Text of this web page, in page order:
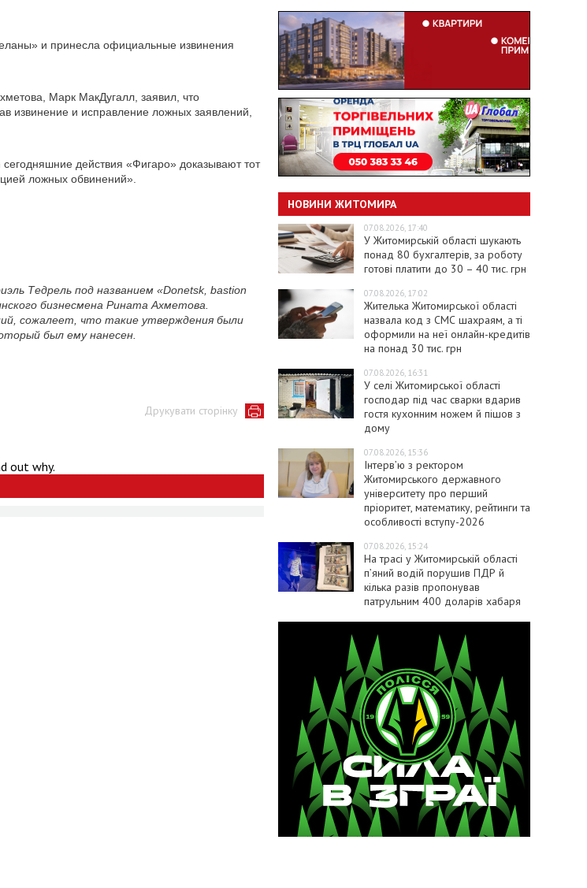
и принесла официальные извинения
Марк МакДугалл, заявил, что
извинение и исправление ложных заявлений,
действия «Фигаро» доказывают тот
ложных обвинений».
Тедрель под названием «Donetsk, bastion
бизнесмена Рината Ахметова.
сожалеет, что такие утверждения были
был ему нанесен.
Друкувати сторінку
out why.
НОВИНИ ЖИТОМИРА
07.08.2026, 17:40
У Житомирській області шукають
понад 80 бухгалтерів, за роботу
готові платити до 30 – 40 тис. грн
07.08.2026, 17:02
Жителька Житомирської області
назвала код з СМС шахраям, а ті
оформили на неї онлайн-кредитів
на понад 30 тис. грн
07.08.2026, 16:31
У селі Житомирської області
господар під час сварки вдарив
гостя кухонним ножем й пішов з
дому
07.08.2026, 15:36
Інтерв’ю з ректором
Житомирського державного
університету про перший
пріоритет, математику, рейтинги та
особливості вступу-2026
07.08.2026, 15:24
На трасі у Житомирській області
п’яний водій порушив ПДР й
кілька разів пропонував
патрульним 400 доларів хабаря